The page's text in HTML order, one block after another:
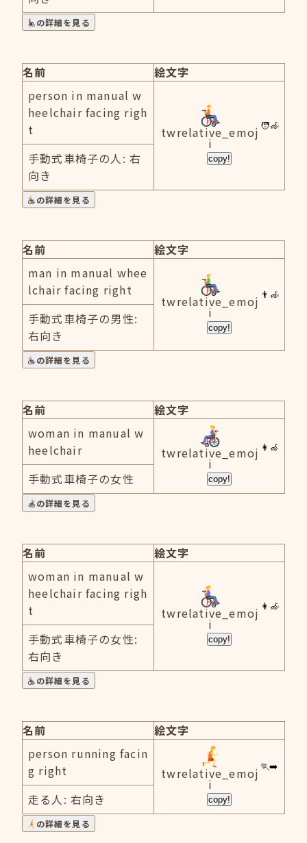
の詳細を見る
名前
絵文字
person in manual w
heelchair facing righ
t
twrelative_emoj
i
copy!
手動式車椅子の人: 右
向き
の詳細を見る
名前
絵文字
man in manual whee
lchair facing right
twrelative_emoj
i
copy!
手動式車椅子の男性:
右向き
の詳細を見る
名前
絵文字
woman in manual w
heelchair
twrelative_emoj
i
copy!
手動式車椅子の女性
の詳細を見る
名前
絵文字
woman in manual w
heelchair facing righ
t
twrelative_emoj
i
copy!
手動式車椅子の女性:
右向き
の詳細を見る
名前
絵文字
person running facin
g right
twrelative_emoj
i
copy!
走る人: 右向き
の詳細を見る